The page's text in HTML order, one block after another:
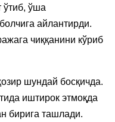
ўтиб, ўша
айлантирди.
чиққанини кўриб
шундай босқичда.
иштирок этмоқда
бирига ташлади.